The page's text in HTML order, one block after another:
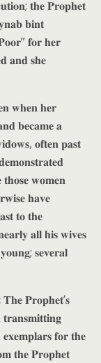
𝐭𝐡𝐞 𝐏𝐫𝐨𝐩𝐡𝐞𝐭
𝐛𝐢𝐧𝐭
𝐟𝐨𝐫 𝐡𝐞𝐫
𝐚𝐧𝐝 𝐬𝐡𝐞
𝐰𝐡𝐞𝐧 𝐡𝐞𝐫
𝐛𝐞𝐜𝐚𝐦𝐞 𝐚
𝐨𝐟𝐭𝐞𝐧 𝐩𝐚𝐬𝐭
𝐭𝐡𝐨𝐬𝐞 𝐰𝐨𝐦𝐞𝐧
𝐡𝐚𝐯𝐞
𝐭𝐨 𝐭𝐡𝐞
𝐚𝐥𝐥 𝐡𝐢𝐬 𝐰𝐢𝐯𝐞𝐬
𝐬𝐞𝐯𝐞𝐫𝐚𝐥
𝐓𝐡𝐞 𝐏𝐫𝐨𝐩𝐡𝐞𝐭’𝐬
𝐟𝐨𝐫 𝐭𝐡𝐞
𝐭𝐡𝐞 𝐏𝐫𝐨𝐩𝐡𝐞𝐭